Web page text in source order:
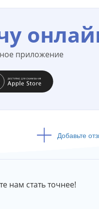
приложение
Добавьте
нам стать точнее!